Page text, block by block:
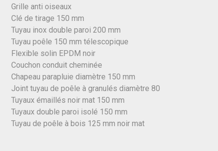
Grille anti oiseaux
Clé de tirage 150 mm
Tuyau inox double paroi 200 mm
Tuyau poêle 150 mm télescopique
Flexible solin EPDM noir
Couchon conduit cheminée
Chapeau parapluie diamètre 150 mm
Joint tuyau de poêle à granulés diamètre 80
Tuyaux émaillés noir mat 150 mm
Tuyaux double paroi isolé 150 mm
Tuyau de poêle à bois 125 mm noir mat